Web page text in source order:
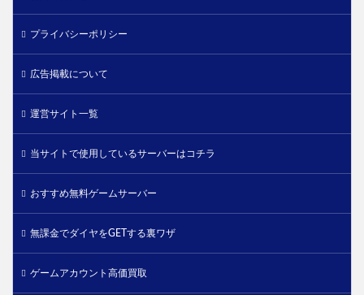
プライバシーポリシー
広告掲載について
運営サイト一覧
当サイトで使用しているサーバーはコチラ
おすすめ無料ゲームサーバー
無課金でダイヤをGETする裏ワザ
ゲームアカウント高価買取